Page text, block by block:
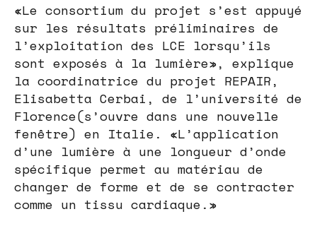
«Le consortium du projet s’est appuyé
sur les résultats préliminaires de
l’exploitation des LCE lorsqu’ils
sont exposés à la lumière», explique
la coordinatrice du projet REPAIR,
Elisabetta Cerbai, de l’université de
Florence(s’ouvre dans une nouvelle
fenêtre) en Italie. «L’application
d’une lumière à une longueur d’onde
spécifique permet au matériau de
changer de forme et de se contracter
comme un tissu cardiaque.»